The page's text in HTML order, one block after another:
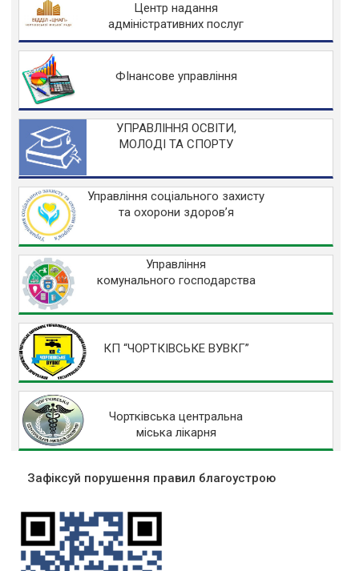
Центр надання
адміністративних послуг
ФІнансове управління
УПРАВЛІННЯ ОСВІТИ,
МОЛОДІ ТА СПОРТУ
Управління соціального захисту
та охорони здоров’я
Управління
комунального господарства
КП “ЧОРТКІВСЬКЕ ВУВКГ”
Чортківська центральна
міська лікарня
Зафіксуй порушення правил благоустрою